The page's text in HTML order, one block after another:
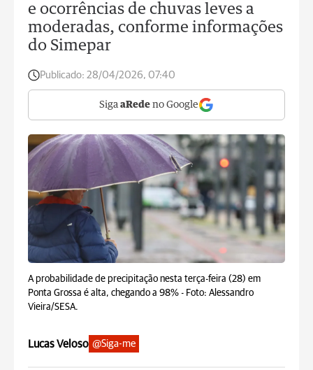
e ocorrências de chuvas leves a
moderadas, conforme informações
do Simepar
Publicado: 28/04/2026, 07:40
Siga aRede no Google
A probabilidade de precipitação nesta terça-feira (28) em
Ponta Grossa é alta, chegando a 98% - Foto: Alessandro
Vieira/SESA.
Lucas Veloso @Siga-me